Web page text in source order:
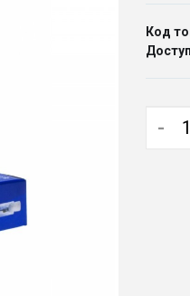
Код
-